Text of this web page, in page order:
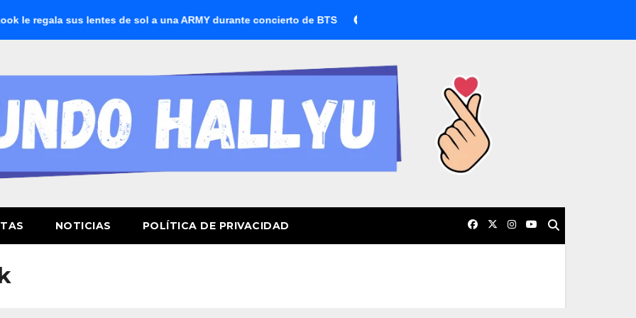
regala sus lentes de sol a una ARMY durante concierto de BTS BTS boicotea los Grammy por nueva categoría asiática
NOTICIAS POLÍTICA DE PRIVACIDAD